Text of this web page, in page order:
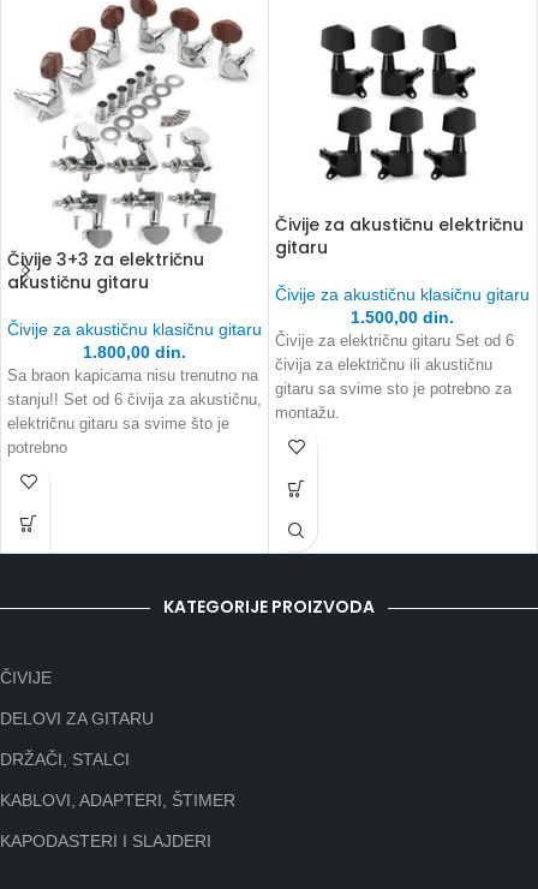
Čivije 3+3 za električnu
akustičnu gitaru
Čivije za akustičnu klasičnu gitaru
1.800,00 din.
Sa braon kapicama nisu trenutno na
stanju!! Set od 6 čivija za akustičnu,
električnu gitaru sa svime što je
potrebno
Čivije za akustičnu električnu
gitaru
Čivije za akustičnu klasičnu gitaru
1.500,00 din.
Čivije za električnu gitaru Set od 6
čivija za električnu ili akustičnu
gitaru sa svime sto je potrebno za
montažu.
KATEGORIJE PROIZVODA
ČIVIJE
DELOVI ZA GITARU
DRŽAČI, STALCI
KABLOVI, ADAPTERI, ŠTIMER
KAPODASTERI I SLAJDERI